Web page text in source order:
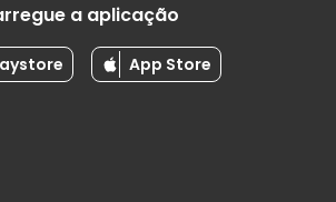
a aplicação
App Store